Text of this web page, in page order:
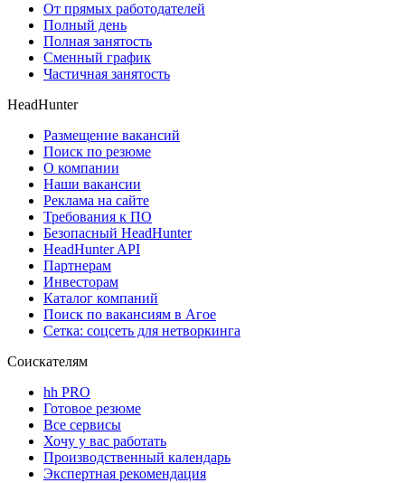
От прямых работодателей
Полный день
Полная занятость
Сменный график
Частичная занятость
HeadHunter
Размещение вакансий
Поиск по резюме
О компании
Наши вакансии
Реклама на сайте
Требования к ПО
Безопасный HeadHunter
HeadHunter API
Партнерам
Инвесторам
Каталог компаний
Поиск по вакансиям в Агое
Сетка: соцсеть для нетворкинга
Соискателям
hh PRO
Готовое резюме
Все сервисы
Хочу у вас работать
Производственный календарь
Экспертная рекомендация